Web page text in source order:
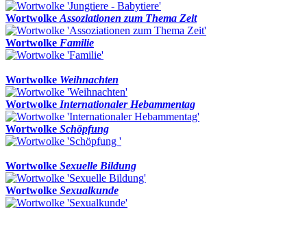
Wortwolke Assoziationen zum Thema Zeit
Wortwolke Familie
Wortwolke Weihnachten
Wortwolke Internationaler Hebammentag
Wortwolke Schöpfung
Wortwolke Sexuelle Bildung
Wortwolke Sexualkunde